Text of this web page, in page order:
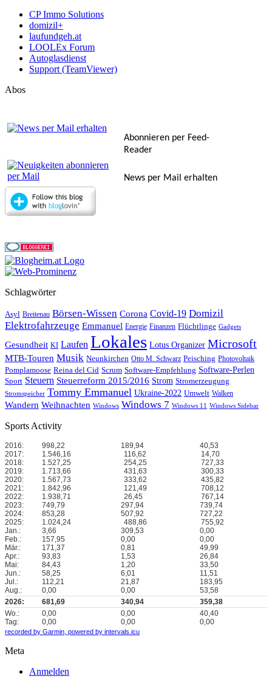
CP Immo Solutions
domizil+
laufundgeh.at
LOOLEx Forum
Autoglasdienst
Support (TeamViewer)
Abos
Abonnieren per Feed-
Reader
News per Mail erhalten
Schlagwörter
Asyl Breitenau Börsen-Wissen Corona Covid-19 Domizil
Elektrofahrzeuge Emmanuel Energie Finanzen Flüchtlinge Gadgets
Gesundheit KI Laufen Lokales Lotus Organizer Microsoft
MTB-Touren Musik Neunkirchen Otto M. Schwarz Peisching Photovoltaik
Pomplamoose Reina del Cid Scrum Software-Empfehlung Software-Perlen
Sport Steuern Steuerreform 2015/2016 Strom Stromerzeugung
Stromspeicher Tommy Emmanuel Ukraine-2022 Umwelt Walken
Wandern Weihnachten Windows Windows 7 Windows 11 Windows Sidebar
Sports Activity
2016: 998,22 189,94
40,53
2017:
1.546,16 116,62
14,70
2018:
1.527,25 254,25
727,33
2019:
1.713,66 431,63
300,33
2020:
1.567,73 333,62
435,82
2021:
1.842,96 121,49
708,12
2022:
1.938,71 26,45
767,14
2023:
749,79 297,94
739,74
2024:
853,28 507,92
727,22
2025:
1.024,24 488,86
755,92
Jan.:
3,66 309,53
0,00
Feb.:
157,95 0,00
0,00
Mär.:
171,37 0,81
49,99
Apr.:
93,83 1,53
26,84
Mai:
84,43 1,20
33,50
Jun.:
58,25 6,01
11,51
Jul.:
112,21 21,87
183,95
Aug.:
0,00 0,00
53,58
2026:
681,69 340,94
359,38
Wo.:
0,00 0,00
40,40
Tag:
0,00 0,00 0,00
recorded by Garmin, powered by intervals.icu
Meta
Anmelden